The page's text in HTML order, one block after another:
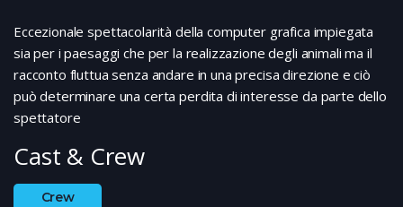
Eccezionale spettacolarità della computer grafica impiegata
sia per i paesaggi che per la realizzazione degli animali ma il
racconto fluttua senza andare in una precisa direzione e ciò
può determinare una certa perdita di interesse da parte dello
spettatore
Cast & Crew
Crew